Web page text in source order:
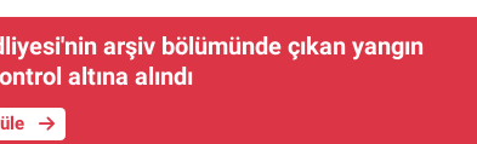
arşiv bölümünde çıkan yangın
altına alındı